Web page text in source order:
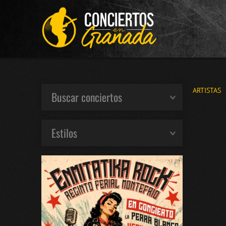
ARTISTAS
Buscar conciertos
Estilos